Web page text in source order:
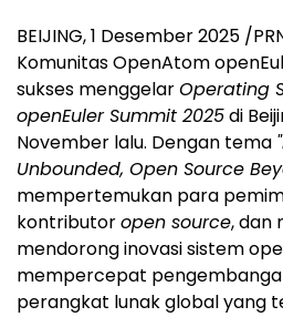
BEIJING, 1 Desember 2025 /
Komunitas OpenAtom
sukses menggelarOperating
openEuler Summit 2025di
November lalu. Dengan tema
Unbounded, Open Source
mempertemukan para
kontributoropen source, dan
mendorong inovasi sistem
mempercepat
perangkat lunak global yang